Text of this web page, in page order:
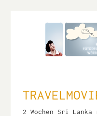
2 Wochen Sri